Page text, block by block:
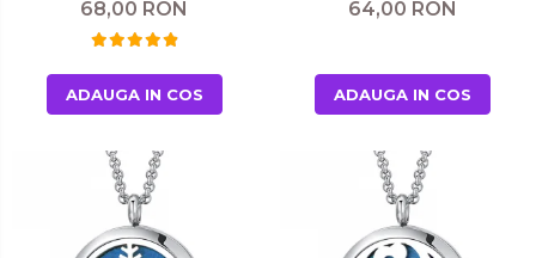
68,00 RON
ADAUGA IN COS
64,00 RON
ADAUGA IN COS